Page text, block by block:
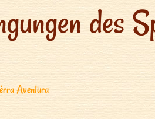
des
Aventura